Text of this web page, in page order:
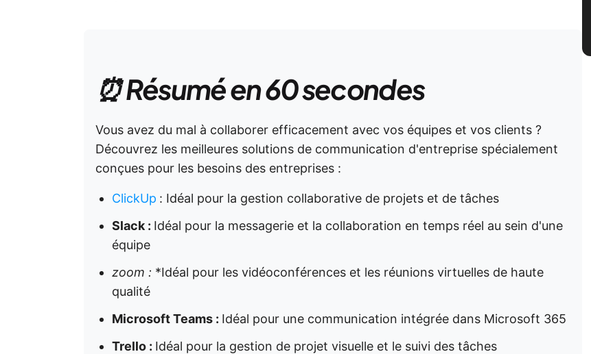
⏰ Résumé en 60 secondes
Vous avez du mal à collaborer efficacement avec vos équipes et vos clients ?
Découvrez les meilleures solutions de communication d'entreprise spécialement
conçues pour les besoins des entreprises :
ClickUp : Idéal pour la gestion collaborative de projets et de tâches
Slack : Idéal pour la messagerie et la collaboration en temps réel au sein d'une
équipe
zoom : *Idéal pour les vidéoconférences et les réunions virtuelles de haute
qualité
Microsoft Teams : Idéal pour une communication intégrée dans Microsoft 365
Trello : Idéal pour la gestion de projet visuelle et le suivi des tâches